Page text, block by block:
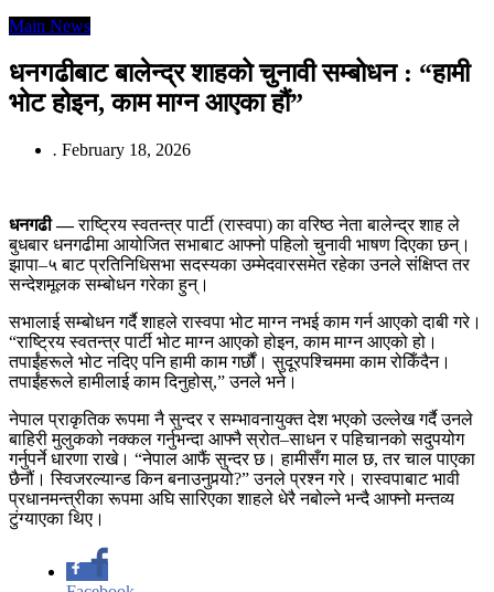
Main News
धनगढीबाट बालेन्द्र शाहको चुनावी सम्बोधन : “हामी
भोट होइन, काम माग्न आएका हौं”
. February 18, 2026
धनगढी —राष्ट्रिय स्वतन्त्र पार्टी (रास्वपा) का वरिष्ठ नेता बालेन्द्र शाह ले
बुधबार धनगढीमा आयोजित सभाबाट आफ्नो पहिलो चुनावी भाषण दिएका छन्।
झापा–५ बाट प्रतिनिधिसभा सदस्यका उम्मेदवारसमेत रहेका उनले संक्षिप्त तर
सन्देशमूलक सम्बोधन गरेका हुन्।
सभालाई सम्बोधन गर्दै शाहले रास्वपा भोट माग्न नभई काम गर्न आएको दाबी गरे।
“राष्ट्रिय स्वतन्त्र पार्टी भोट माग्न आएको होइन, काम माग्न आएको हो।
तपाईंहरूले भोट नदिए पनि हामी काम गर्छौं। सुदूरपश्चिममा काम रोकिँदैन।
तपाईंहरूले हामीलाई काम दिनुहोस्,” उनले भने।
नेपाल प्राकृतिक रूपमा नै सुन्दर र सम्भावनायुक्त देश भएको उल्लेख गर्दै उनले
बाहिरी मुलुकको नक्कल गर्नुभन्दा आफ्नै स्रोत–साधन र पहिचानको सदुपयोग
गर्नुपर्ने धारणा राखे। “नेपाल आफैं सुन्दर छ। हामीसँग माल छ, तर चाल पाएका
छैनौं। स्विजरल्यान्ड किन बनाउनुपर्‍यो?” उनले प्रश्न गरे। रास्वपाबाट भावी
प्रधानमन्त्रीका रूपमा अघि सारिएका शाहले धेरै नबोल्ने भन्दै आफ्नो मन्तव्य
टुंग्याएका थिए।